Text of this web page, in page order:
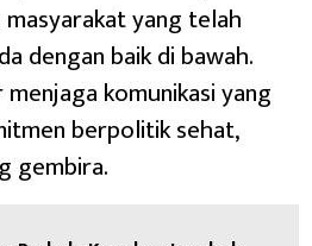
yang telah
dengan baik di bawah.
komunikasi yang
berpolitik sehat,
gembira.